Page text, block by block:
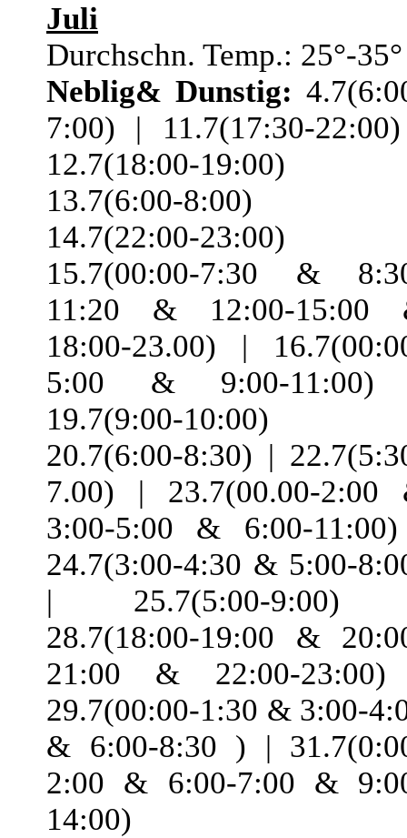
Juli
Durchschn. Temp.: 25°-35°
Neblig& Dunstig:
7:00) | 11.7(17:30-
12.7(18:00-
13.7(6:00-8:00)
14.7(22:00-
15.7(00:00-7:30 &
11:20 & 12:00-15:00
18:00-23.00) |
5:00 & 9:00-
19.7(9:00-
20.7(6:00-8:30) |
7.00) | 23.7(00.00-2:00
3:00-5:00 & 6:00-
24.7(3:00-4:30 & 5:00-
| 25.7(5:00-
28.7(18:00-19:00 &
21:00 & 22:00-
29.7(00:00-1:30 & 3:00-
& 6:00-8:30 ) |
2:00 & 6:00-7:00 &
14:00)